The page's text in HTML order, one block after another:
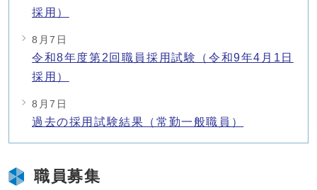
採用）
8月7日
令和8年度第2回職員採用試験（令和9年4月1日
採用）
8月7日
過去の採用試験結果（常勤一般職員）
職員募集